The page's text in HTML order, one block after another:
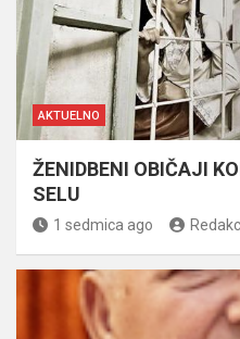
AKTUELNO
ŽENIDBENI OBIČAJI
SELU
1 sedmica ago